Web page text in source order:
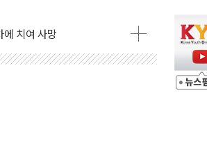
숨져
페널티' 22개 과제 손본다
민 연대로 목소리 내야"
숨진 채 발견